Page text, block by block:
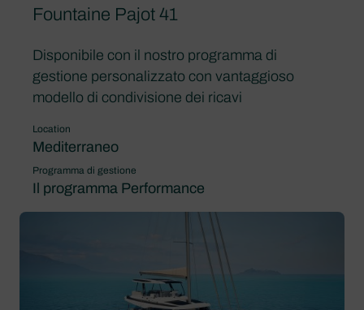
Fountaine Pajot 41
Disponibile con il nostro programma di
gestione personalizzato con vantaggioso
modello di condivisione dei ricavi
Location
Mediterraneo
Programma di gestione
Il programma Performance